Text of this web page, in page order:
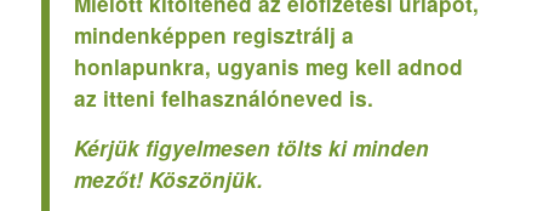
mindenképpen regisztrálj a
honlapunkra, ugyanis meg kell adnod
az itteni felhasználóneved is.
Kérjük figyelmesen tölts ki minden
mezőt! Köszönjük.